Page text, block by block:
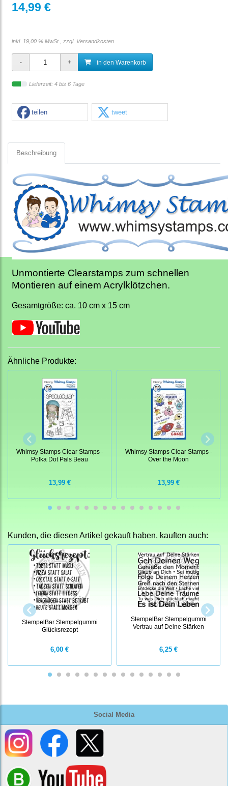
Social Media
14,99 €
inkl. 19,00 % MwSt., zzgl. Versandkosten
in den Warenkorb
Lieferzeit: 4 bis 6 Tage
teilen tweet
Beschreibung
Unmontierte Clearstamps zum schnellen
Montieren auf einem Acrylklötzchen.
Gesamtgröße: ca. 10 cm x 15 cm
Ähnliche Produkte:
Whimsy Stamps Clear Stamps -
Polka Dot Pals Beau
13,99 €
Whimsy Stamps Clear Stamps -
Over the Moon
13,99 €
Kunden, die diesen Artikel gekauft haben, kauften auch:
StempelBar Stempelgummi
Glücksrezept
6,00 €
StempelBar Stempelgummi
Vertrau auf Deine Stärken
6,25 €